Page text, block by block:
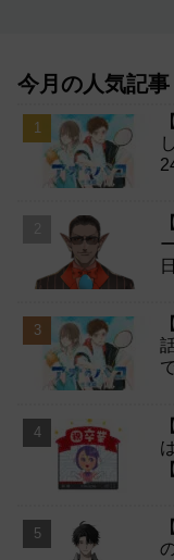
今月の人気記事